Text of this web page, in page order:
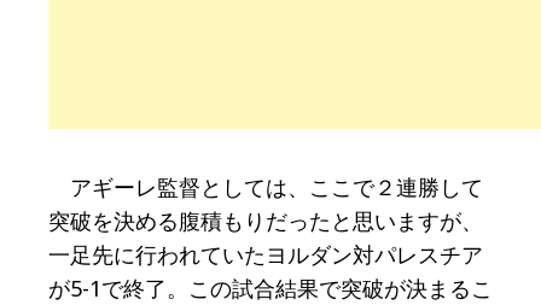
アギーレ監督としては、ここで２連勝して
突破を決める腹積もりだったと思いますが、
一足先に行われていたヨルダン対パレスチア
が5-1で終了。この試合結果で突破が決まるこ